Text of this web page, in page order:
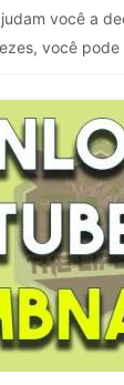
você a
você